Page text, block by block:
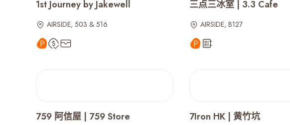
1st Journey by Jakewell
AIRSIDE, 503 & 516
三点三冰室 | 3.3 Cafe
AIRSIDE, B127
759 阿信屋 | 759 Store 7Iron HK | 黄竹坑